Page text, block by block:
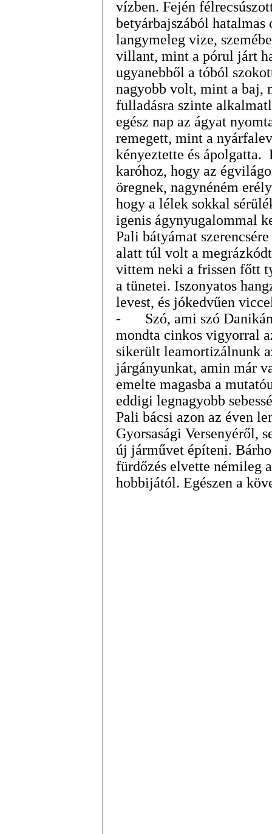
vízben. Fején
betyárbajszából hatalmas
langymeleg vize,
villant, mint a pórul járt
ugyanebből a tóból
nagyobb volt, mint a baj,
fulladásra szinte
egész nap az ágyat
remegett, mint a
kényeztette és ápolgatta.
karóhoz, hogy az
öregnek, nagynéném
hogy a lélek sokkal
igenis ágynyugalommal
Pali bátyámat
alatt túl volt a
vittem neki a frissen főtt
a tünetei. Iszonyatos
levest, és jókedvűen
-
Szó, ami szó
mondta cinkos vigyorral
sikerült leamortizálnunk
járgányunkat, amin már
emelte magasba a
eddigi legnagyobb
Pali bácsi azon az éven
Gyorsasági Versenyéről,
új járművet építeni.
fürdőzés elvette némileg
hobbijától. Egészen a